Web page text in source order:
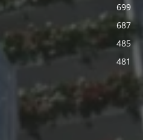
699
687
485
481